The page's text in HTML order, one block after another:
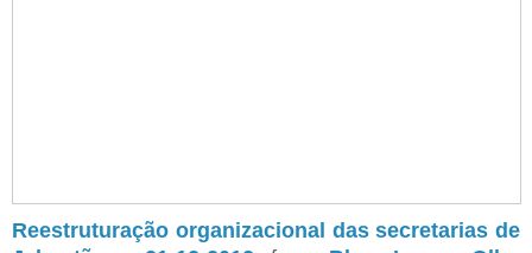
Reestruturação organizacional das secretarias de